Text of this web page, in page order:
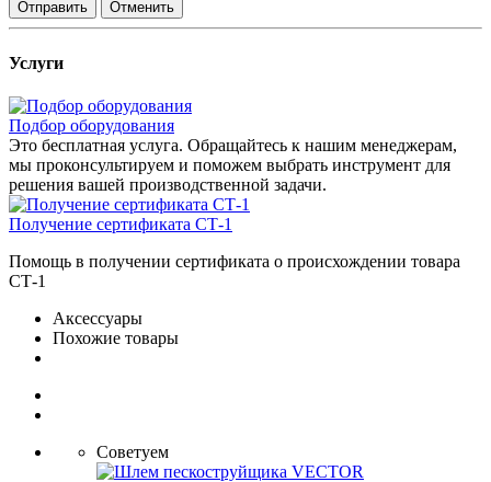
Отправить Отменить
Услуги
Подбор оборудования
Это бесплатная услуга. Обращайтесь к нашим менеджерам,
мы проконсультируем и поможем выбрать инструмент для
решения вашей производственной задачи.
Получение сертификата СТ-1
Помощь в получении сертификата о происхождении товара
СТ-1
Аксессуары
Похожие товары
Советуем